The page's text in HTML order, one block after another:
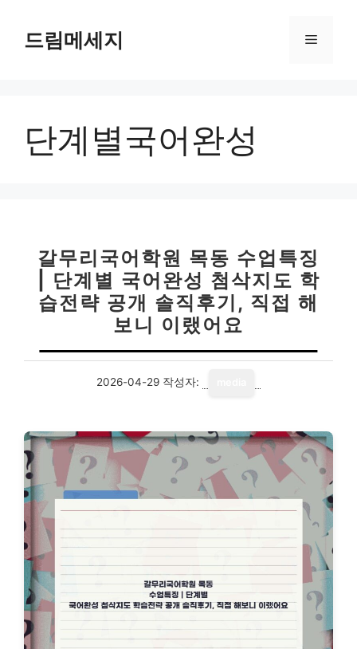
드림메세지 메
단계별국어완성
갈무리국어학원 목동 수업특징
| 단계별 국어완성 첨삭지도 학
습전략 공개 솔직후기, 직접 해
보니 이랬어요
2026-04-29 작성자: